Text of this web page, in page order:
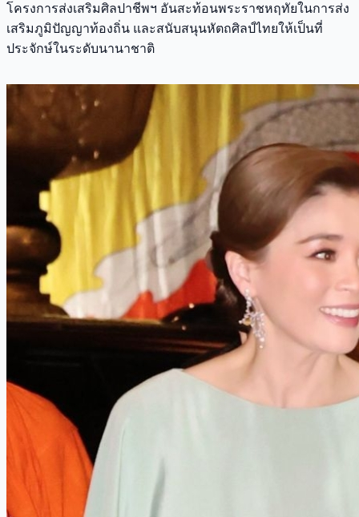
โครงการส่งเสริมศิลปาชีพฯ อันสะท้อนพระราชหฤทัยในการส่ง
เสริมภูมิปัญญาท้องถิ่น และสนับสนุนหัตถศิลป์ไทยให้เป็นที่
ประจักษ์ในระดับนานาชาติ